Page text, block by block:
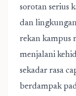
sorotan serius
dan
rekan kampus
menjalani
sekadar rasa
berdampak